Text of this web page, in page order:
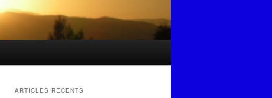
ARTICLES RÉCENTS